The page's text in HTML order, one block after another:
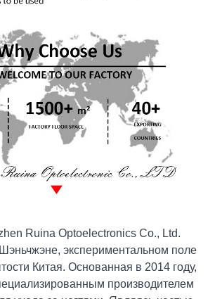
Ruina Optoelectronics Co., Ltd.
экспериментальном поле
Китая. Основанная в 2014 году,
производителем